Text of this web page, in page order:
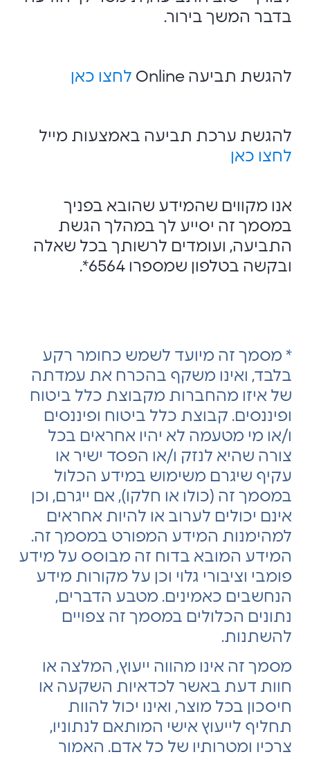
בדבר המשך בירור.
להגשת תביעה Online לחצו כאן
להגשת ערכת תביעה באמצעות מייל
לחצו כאן
אנו מקווים שהמידע שהובא בפניך
במסמך זה יסייע לך במהלך הגשת
התביעה, ועומדים לרשותך בכל שאלה
ובקשה בטלפון שמספרו 6564*.
* מסמך זה מיועד לשמש כחומר רקע
בלבד, ואינו משקף בהכרח את עמדתה
של איזו מהחברות מקבוצת כלל ביטוח
ופיננסים. קבוצת כלל ביטוח ופיננסים
ו/או מי מטעמה לא יהיו אחראים בכל
צורה שהיא לנזק ו/או הפסד ישיר או
עקיף שיגרם משימוש במידע הכלול
במסמך זה (כולו או חלקו), אם ייגרם, וכן
אינם יכולים לערוב או להיות אחראים
למהימנות המידע המפורט במסמך זה.
המידע המובא בדוח זה מבוסס על מידע
פומבי וציבורי גלוי וכן על מקורות מידע
הנחשבים כאמינים. מטבע הדברים,
נתונים הכלולים במסמך זה צפויים
להשתנות.
מסמך זה אינו מהווה ייעוץ, המלצה או
חוות דעת באשר לכדאיות השקעה או
חיסכון בכל מוצר, ואינו יכול להוות
תחליף לייעוץ אישי המותאם לנתוניו,
צרכיו ומטרותיו של כל אדם. האמור